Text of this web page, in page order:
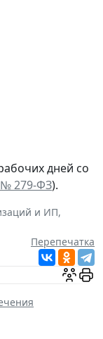
дней со
№ 279-ФЗ).
и ИП,
Перепечатка